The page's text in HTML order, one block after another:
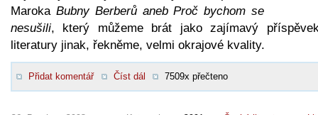
Maroka Bubny Berberů aneb Proč bychom se
nesušili, který můžeme brát jako zajímavý
literatury jinak, řekněme, velmi okrajové kvality.
Přidat komentář Číst dál 7509x přečteno